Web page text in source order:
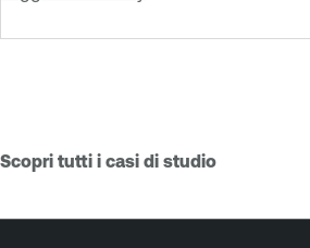
Scopri tutti i casi di studio